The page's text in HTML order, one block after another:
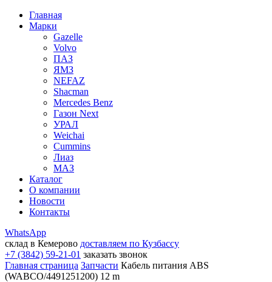
Главная
Марки
Gazelle
Volvo
ПАЗ
ЯМЗ
NEFAZ
Shacman
Mercedes Benz
Газон Next
УРАЛ
Weichai
Cummins
Лиаз
МАЗ
Каталог
О компании
Новости
Контакты
WhatsApp
склад в Кемерово доставляем по Кузбассу
+7 (3842) 59-21-01 заказать звонок
Главная страница Запчасти Кабель питания ABS
(WABCO/4491251200) 12 m